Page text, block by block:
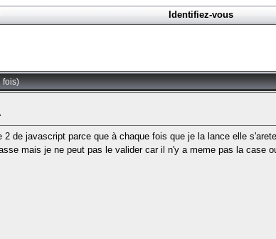
Forensics
Programmation
Wargame
Tous les challenges
Identifiez-vous
fois)
2 de javascript parce que à chaque fois que je la lance elle
mais je ne peut pas le valider car il n'y a meme pas la case